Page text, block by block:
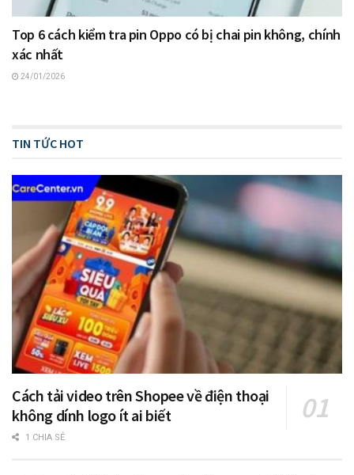
Top 6 cách kiểm tra pin Oppo có bị chai pin không, chính
xác nhất
24/01/2026
TIN TỨC HOT
Cách tải video trên Shopee về điện thoại
không dính logo ít ai biết
1 CHIA SẺ